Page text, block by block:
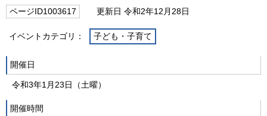
ページID1003617 更新日 令和2年12月28日
イベントカテゴリ： 子ども・子育て
開催日
令和3年1月23日（土曜）
開催時間